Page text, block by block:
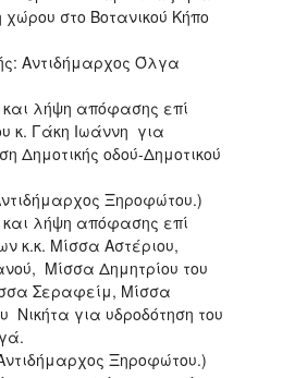
στο Βοτανικού Κήπο
Αντιδήμαρχος Όλγα
και λήψη απόφασης επί
κ. Γάκη Ιωάννη για
Δημοτικής οδού-Δημοτικού
Ξηροφώτου.)
και λήψη απόφασης επί
κ.κ. Μίσσα Αστέριου,
Μίσσα Δημητρίου του
Σεραφείμ, Μίσσα
Νικήτα για υδροδότηση του
Ξηροφώτου.)